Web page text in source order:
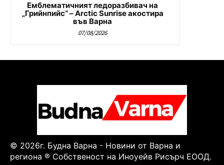
Емблематичният ледоразбивач на
„Грийнпийс“ – Arctic Sunrise акостира
във Варна
07/08/2026
© 2026г. Будна Варна - Новини от Варна и
региона ® Собственост на Иноуейв Рисърч ЕООД.